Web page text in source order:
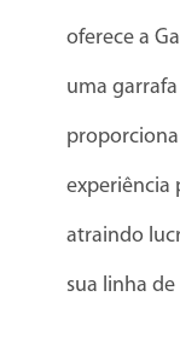
oferece a
uma
experiência
atraindo
sua linha